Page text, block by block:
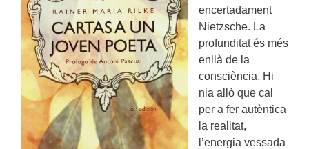
encertadament
Nietzsche. La
profunditat és més
enllà de la
consciència. Hi
nia allò que cal
per a fer autèntica
la realitat,
l’energia vessada